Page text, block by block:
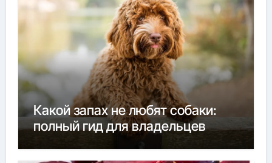
Какой запах не любят собаки:
полный гид для владельцев